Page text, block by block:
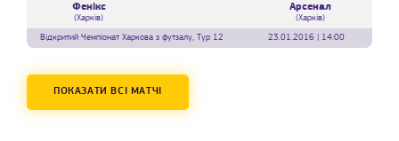
Фенікс
(Харків)
Арсенал
(Харків)
Відкритий Чемпіонат Харкова з футзалу, Тур 12
23.01.2016 | 14:00
ПОКАЗАТИ ВСІ МАТЧІ